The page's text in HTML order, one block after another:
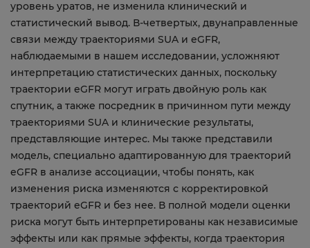
уровень уратов, не изменила клинический и
статистический вывод. В-четвертых, двунаправленные
связи между траекториями SUA и eGFR,
наблюдаемыми в нашем исследовании, усложняют
интерпретацию статистических данных, поскольку
траектории eGFR могут играть двойную роль как
спутник, а также посредник в причинном пути между
траекториями SUA и клинические результаты,
представляющие интерес. Мы также представили
модель, специально адаптированную для траекторий
eGFR в анализе ассоциации, чтобы понять, как
изменения риска изменяются с корректировкой
траекторий eGFR и без нее. В полной модели оценки
риска могут быть интерпретированы как независимые
эффекты или как прямые эффекты, когда траектория